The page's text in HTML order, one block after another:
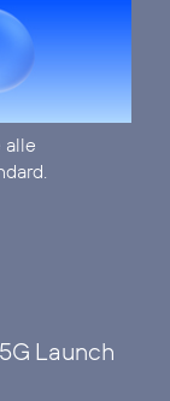
alle
Launch